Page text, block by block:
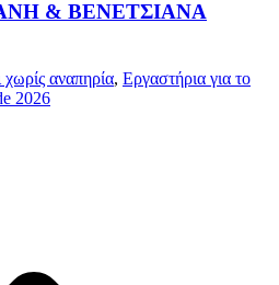
& ΒΕΝΕΤΣΙΑΝΑ
αναπηρία, Εργαστήρια για το
2026